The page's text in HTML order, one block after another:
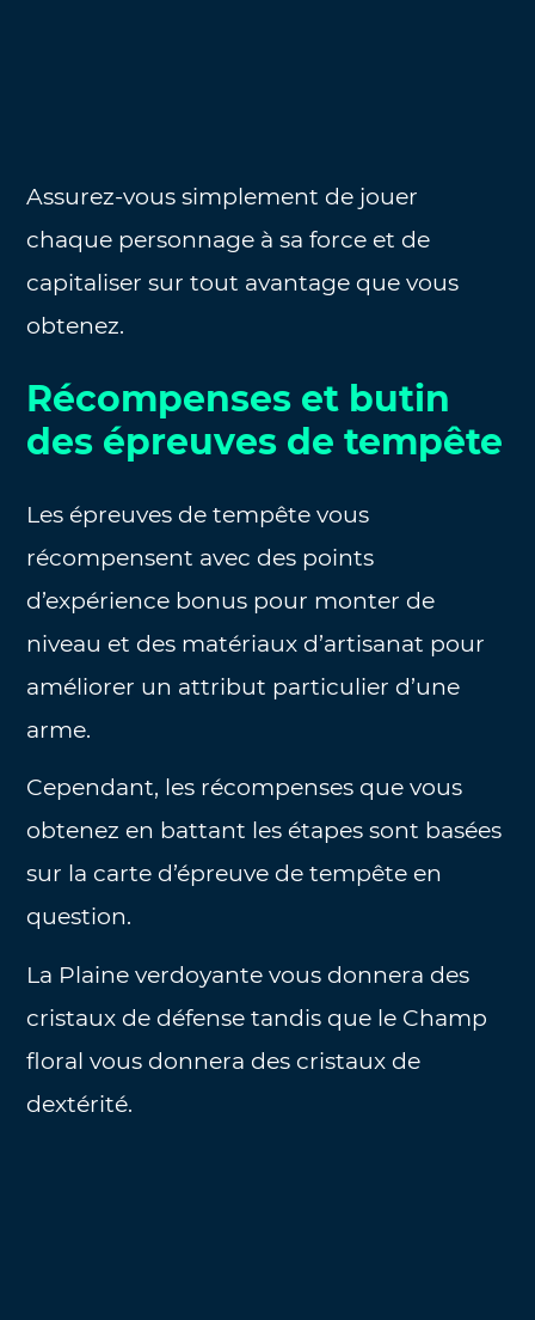
Assurez-vous simplement de jouer
chaque personnage à sa force et de
capitaliser sur tout avantage que vous
obtenez.
Récompenses et butin
des épreuves de tempête
Les épreuves de tempête vous
récompensent avec des points
d’expérience bonus pour monter de
niveau et des matériaux d’artisanat pour
améliorer un attribut particulier d’une
arme.
Cependant, les récompenses que vous
obtenez en battant les étapes sont basées
sur la carte d’épreuve de tempête en
question.
La Plaine verdoyante vous donnera des
cristaux de défense tandis que le Champ
floral vous donnera des cristaux de
dextérité.